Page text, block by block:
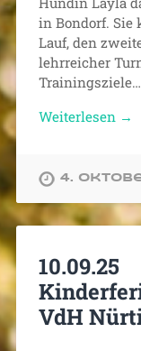
in Bondorf.
Lauf, den
lehrreicher
Trainingsziele…
Weiterlesen →
4.
10.09.25
VdH